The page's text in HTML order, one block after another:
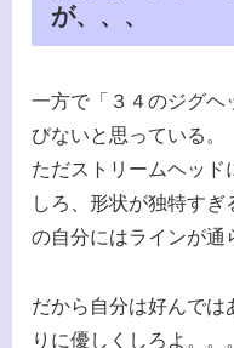
が、、、
一方で「３４のジグヘ
びないと思っている。
ただストリームヘッド
しろ、形状が独特す
の自分にはラインが通
だから自分は好んでは
りに優しくしろよ。。